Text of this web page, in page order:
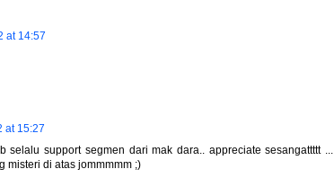
at 14:57
at 15:27
selalu support segmen dari mak dara.. appreciate sesangattttt ...
misteri di atas jommmmm ;)